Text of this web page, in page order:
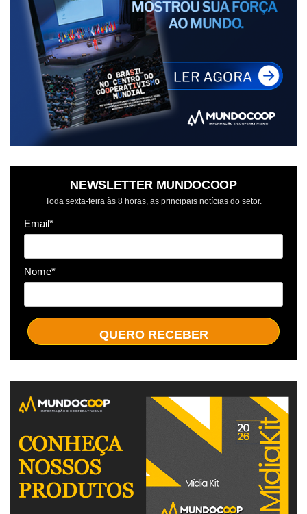
NEWSLETTER MUNDOCOOP
Toda sexta-feira às 8 horas, as principais notícias do setor.
Email*
Nome*
QUERO RECEBER